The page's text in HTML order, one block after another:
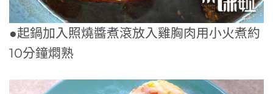
●起鍋加入照燒醬煮滾放入雞胸肉用小火煮約
10分鐘燜熟